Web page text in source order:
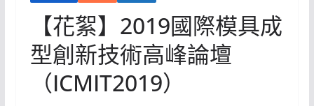
【花絮】2019國際模具成
型創新技術高峰論壇
（ICMIT2019）